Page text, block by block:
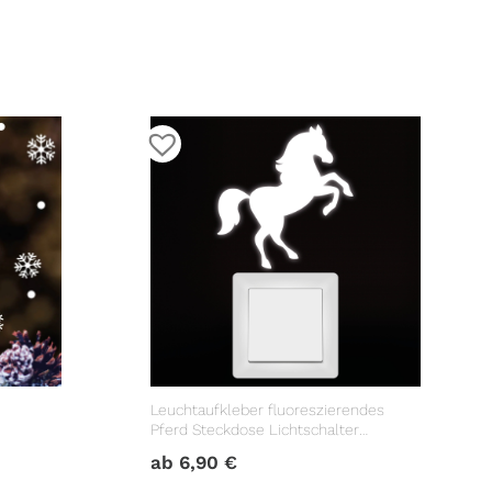
Leuchtaufkleber fluoreszierendes
Pferd Steckdose Lichtschalter
ab 6,90€